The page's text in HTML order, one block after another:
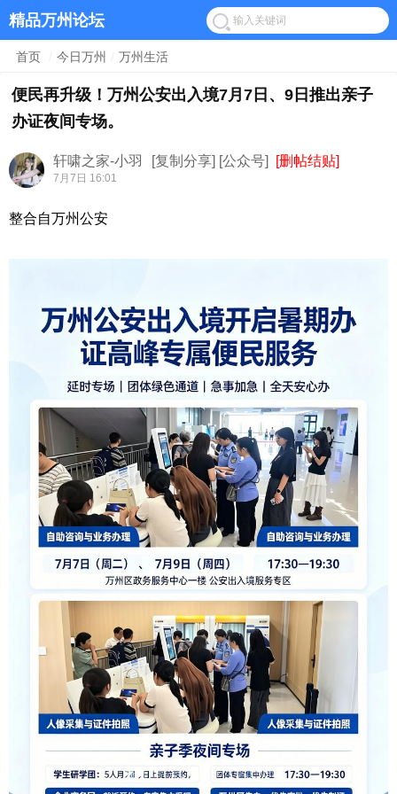
精品万州论坛
首页 今日万州 万州生活
便民再升级！万州公安出入境7月7日、9日推出亲子
办证夜间专场。
轩啸之家-小羽
7月7日 16:01
[复制分享] [公众号] [删帖结贴]
整合自万州公安